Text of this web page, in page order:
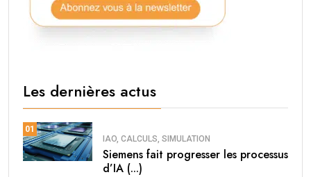
Les dernières actus
01
IAO, CALCULS, SIMULATION
Siemens fait progresser les processus
d’IA (...)